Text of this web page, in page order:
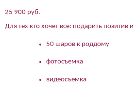
25 900 руб.
Для тех кто хочет все: подарить позитив
50 шаров к роддому
фотосъемка
видеосъемка